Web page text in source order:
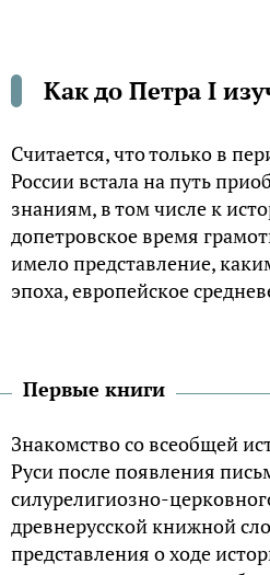
Как до Петра I
Считается, что только в
России встала на путь
знаниям, в том числе к
допетровское время
имело представление,
эпоха, европейское
Первые книги
Знакомство со всеобщей
Руси после появления
силурелигиозно-
древнерусской книжной
представления о ходе